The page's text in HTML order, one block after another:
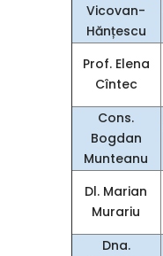
Vicovan-
Hănțescu
Prof. Elena
Cîntec
Cons.
Bogdan
Munteanu
Dl. Marian
Murariu
Dna.